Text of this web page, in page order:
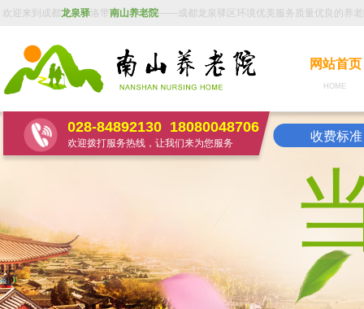
HOME
网站首页
欢迎来到成都龙泉驿洛带南山养老院——成都龙泉驿区环境优美服务质量优良的养
收费标准
028-84892130 18080048706
欢迎拨打服务热线，让我们来为您服务